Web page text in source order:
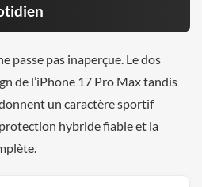
passe pas inaperçue. Le dos
de l’iPhone 17 Pro Max tandis
un caractère sportif
hybride fiable et la